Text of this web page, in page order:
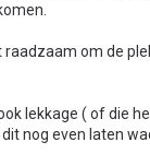
om de
lekkage ( of die
nog even laten